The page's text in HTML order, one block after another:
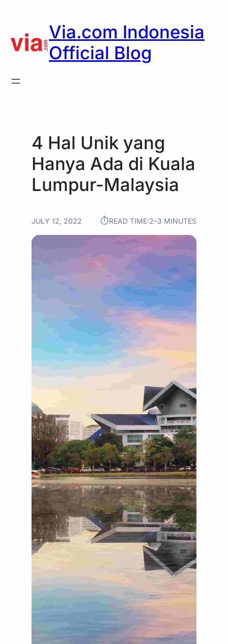
content
Via.com Indonesia
Official Blog
4 Hal Unik yang
Hanya Ada di Kuala
Lumpur-Malaysia
JULY 12, 2022 ⏱︎READ TIME:2–3 MINUTES